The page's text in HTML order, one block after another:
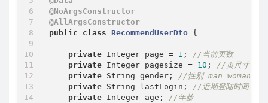
@NoArgsConstructor
@AllArgsConstructor
public
class RecommendUserDto {
private Integer page = 1 ; //当前页数
private Integer pagesize = 10 ; //页尺寸
private String gender; //性别 man woman
private String lastLogin; //近期登陆时间
private Integer age; //年龄